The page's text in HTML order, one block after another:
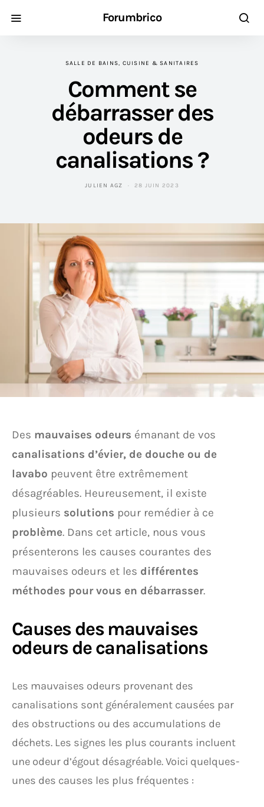
Forumbrico
SALLE DE BAINS, CUISINE & SANITAIRES
Comment se
débarrasser des
odeurs de
canalisations ?
JULIEN AGZ 28 JUIN 2023
Des mauvaises odeurs émanant de vos
canalisations d’évier, de douche ou de
lavabo peuvent être extrêmement
désagréables. Heureusement, il existe
plusieurs solutions pour remédier à ce
problème. Dans cet article, nous vous
présenterons les causes courantes des
mauvaises odeurs et les différentes
méthodes pour vous en débarrasser.
Causes des mauvaises
odeurs de canalisations
Les mauvaises odeurs provenant des
canalisations sont généralement causées par
des obstructions ou des accumulations de
déchets. Les signes les plus courants incluent
une odeur d’égout désagréable. Voici quelques-
unes des causes les plus fréquentes :